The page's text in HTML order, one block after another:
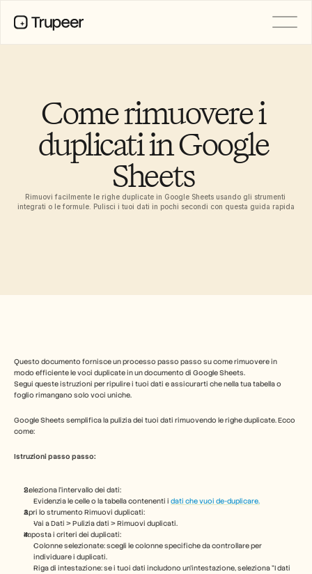
Come rimuovere i
duplicati in Google
Sheets
Rimuovi facilmente le righe duplicate in Google Sheets usando gli strumenti
integrati o le formule. Pulisci i tuoi dati in pochi secondi con questa guida rapida
Questo documento fornisce un processo passo passo su come rimuovere in
modo efficiente le voci duplicate in un documento di Google Sheets.
Segui queste istruzioni per ripulire i tuoi dati e assicurarti che nella tua tabella o
foglio rimangano solo voci uniche.
Google Sheets semplifica la pulizia dei tuoi dati rimuovendo le righe duplicate. Ecco
come:
Istruzioni passo passo:
Seleziona l'intervallo dei dati:
Evidenzia le celle o la tabella contenenti i dati che vuoi de-duplicare.
Apri lo strumento Rimuovi duplicati:
Vai a Dati > Pulizia dati > Rimuovi duplicati.
Imposta i criteri dei duplicati:
Colonne selezionate: scegli le colonne specifiche da controllare per
individuare i duplicati.
Riga di intestazione: se i tuoi dati includono un'intestazione, seleziona "I dati
Storie dei clienti
Centro assistenza
Traduzione
Base di conoscenza
Avatar IA
Kit del marchio
Pagine condivise
Registrazione dello schermo AI
Programma Partner
CASI D'USO
Gestione del cambiamento
Pre-vendita
Marketing di prodotto
Formazione